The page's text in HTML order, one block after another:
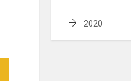
2020